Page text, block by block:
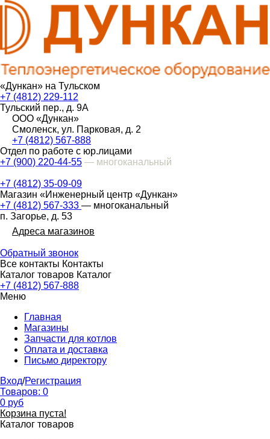
«Дункан» на Тульском
+7 (4812) 229-112
Тульский пер., д. 9А
ООО «Дункан»
Смоленск, ул. Парковая, д. 2
+7 (4812) 567-888
Отдел по работе с юр.лицами
+7 (900) 220-44-55 — многоканальный
+7 (4812) 35-09-09
Магазин «Инженерный центр «Дункан»
+7 (4812) 567-333 — многоканальный
п. Загорье, д. 53
Адреса магазинов
Обратный звонок
Все контакты Контакты
Каталог товаров Каталог
+7 (4812) 567-888
Меню
Главная
Магазины
Запчасти для котлов
Оплата и доставка
Письмо директору
Вход/Регистрация
Товаров: 0
0 руб
Корзина пуста!
Каталог товаров